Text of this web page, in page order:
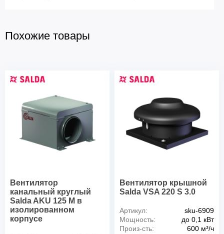
Похожие товары
Вентилятор
канальный круглый
Salda AKU 125 M в
изолированном
корпусе
Вентилятор крышной
Salda VSA 220 S 3.0
Артикул:
sku-6909
Мощность:
до 0,1 кВт
Произ-сть:
600 м³/ч